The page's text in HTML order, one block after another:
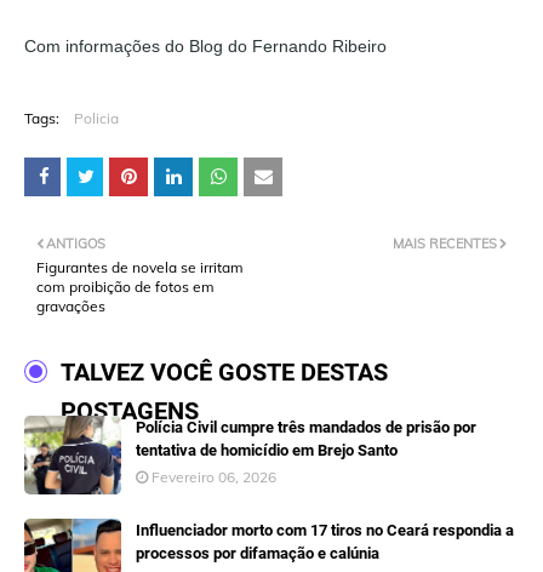
Com informações do Blog do Fernando Ribeiro
Tags: Policia
MAIS RECENTES
ANTIGOS
Figurantes de novela se irritam
com proibição de fotos em
gravações
TALVEZ VOCÊ GOSTE DESTAS
POSTAGENS
Polícia Civil cumpre três mandados de prisão por
tentativa de homicídio em Brejo Santo
Fevereiro 06, 2026
Influenciador morto com 17 tiros no Ceará respondia a
processos por difamação e calúnia